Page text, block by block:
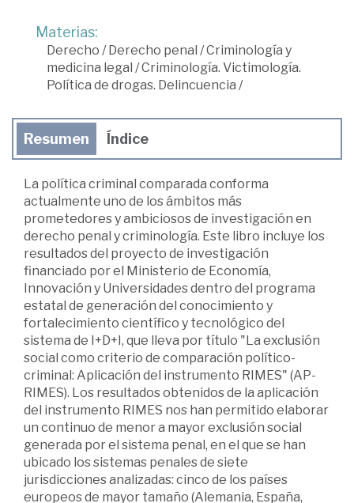
Materias:
Derecho /Derecho penal /Criminología y
medicina legal /Criminología. Victimología.
Política de drogas. Delincuencia /
Resumen Índice
La política criminal comparada conforma
actualmente uno de los ámbitos más
prometedores y ambiciosos de investigación en
derecho penal y criminología. Este libro incluye los
resultados del proyecto de investigación
financiado por el Ministerio de Economía,
Innovación y Universidades dentro del programa
estatal de generación del conocimiento y
fortalecimiento científico y tecnológico del
sistema de I+D+I, que lleva por título "La exclusión
social como criterio de comparación político-
criminal: Aplicación del instrumento RIMES" (AP-
RIMES). Los resultados obtenidos de la aplicación
del instrumento RIMES nos han permitido elaborar
un continuo de menor a mayor exclusión social
generada por el sistema penal, en el que se han
ubicado los sistemas penales de siete
jurisdicciones analizadas: cinco de los países
europeos de mayor tamaño (Alemania, España,